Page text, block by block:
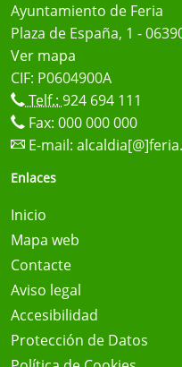
Ayuntamiento de Feria
Plaza de España, 1 -
Ver mapa
CIF: P0604900A
Telf.: 924 694 111
Fax: 000 000 000
E-mail:
Enlaces
Inicio
Mapa web
Contacte
Aviso legal
Accesibilidad
Protección de Datos